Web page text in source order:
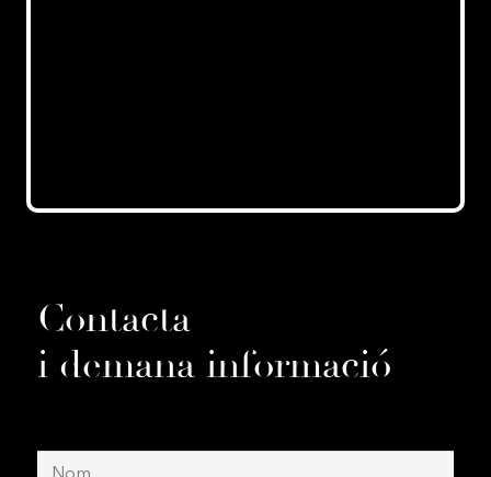
Contacta
i demana informació